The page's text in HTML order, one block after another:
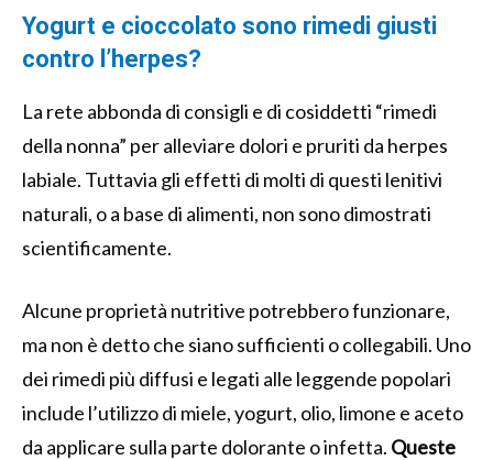
Yogurt e cioccolato sono rimedi giusti
contro l’herpes?
La rete abbonda di consigli e di cosiddetti “rimedi
della nonna” per alleviare dolori e pruriti da herpes
labiale. Tuttavia gli effetti di molti di questi lenitivi
naturali, o a base di alimenti, non sono dimostrati
scientificamente.
Alcune proprietà nutritive potrebbero funzionare,
ma non è detto che siano sufficienti o collegabili. Uno
dei rimedi più diffusi e legati alle leggende popolari
include l’utilizzo di miele, yogurt, olio, limone e aceto
da applicare sulla parte dolorante o infetta. Queste